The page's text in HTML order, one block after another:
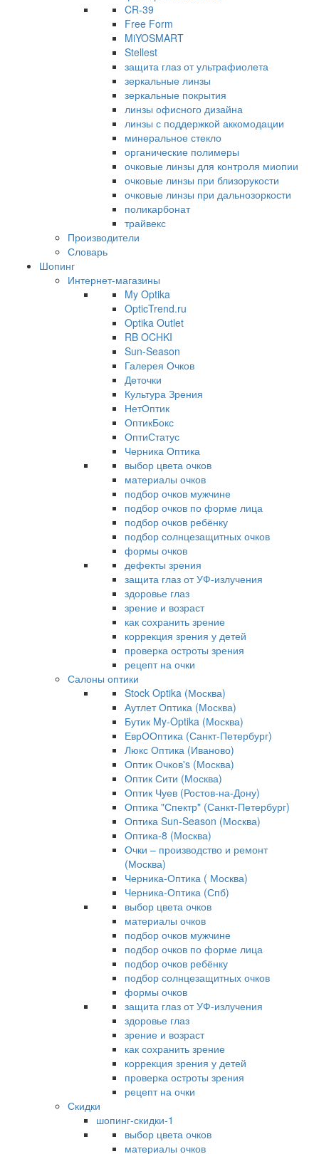
CR-39
Free Form
MiYOSMART
Stellest
защита глаз от ультрафиолета
зеркальные линзы
зеркальные покрытия
линзы офисного дизайна
линзы с поддержкой аккомодации
минеральное стекло
органические полимеры
очковые линзы для контроля миопии
очковые линзы при близорукости
очковые линзы при дальнозоркости
поликарбонат
трайвекс
Производители
Словарь
Шопинг
Интернет-магазины
My Optika
OpticTrend.ru
Optika Outlet
RB OCHKI
Sun-Season
Галерея Очков
Деточки
Культура Зрения
НетОптик
ОптикБокс
ОптиСтатус
Черника Оптика
выбор цвета очков
материалы очков
подбор очков мужчине
подбор очков по форме лица
подбор очков ребёнку
подбор солнцезащитных очков
формы очков
дефекты зрения
защита глаз от УФ-излучения
здоровье глаз
зрение и возраст
как сохранить зрение
коррекция зрения у детей
проверка остроты зрения
рецепт на очки
Салоны оптики
Stock Optika (Москва)
Аутлет Оптика (Москва)
Бутик My-Optika (Москва)
ЕврООптика (Санкт-Петербург)
Люкс Оптика (Иваново)
Оптик Очков's (Москва)
Оптик Сити (Москва)
Оптик Чуев (Ростов-на-Дону)
Оптика "Спектр" (Санкт-Петербург)
Оптика Sun-Season (Москва)
Оптика-8 (Москва)
Очки – производство и ремонт
(Москва)
Черника-Оптика ( Москва)
Черника-Оптика (Спб)
выбор цвета очков
материалы очков
подбор очков мужчине
подбор очков по форме лица
подбор очков ребёнку
подбор солнцезащитных очков
формы очков
защита глаз от УФ-излучения
здоровье глаз
зрение и возраст
как сохранить зрение
коррекция зрения у детей
проверка остроты зрения
рецепт на очки
Скидки
шопинг-скидки-1
выбор цвета очков
материалы очков